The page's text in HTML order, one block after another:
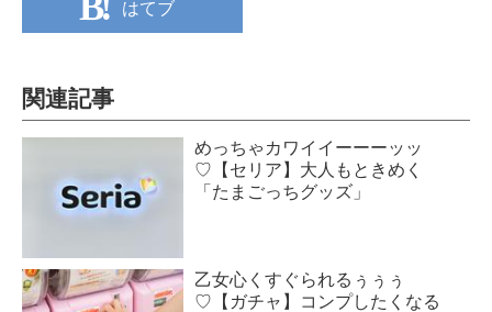
はてブ
関連記事
めっちゃカワイイーーーッッ
♡【セリア】大人もときめく
「たまごっちグッズ」
乙女心くすぐられるぅぅぅ
♡【ガチャ】コンプしたくなる